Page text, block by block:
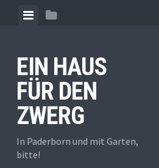
MenüSeitenleiste
EIN HAUS
FÜR DEN
ZWERG
In Paderborn und mit Garten,
bitte!